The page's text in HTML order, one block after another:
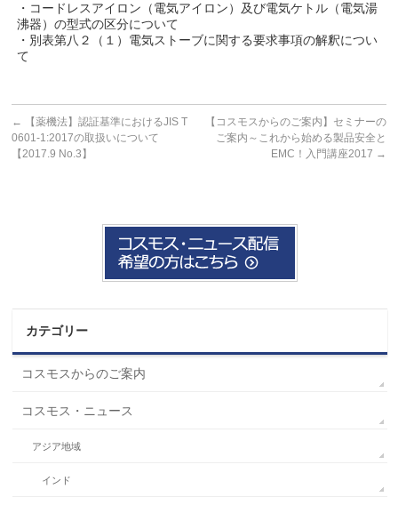
・コードレスアイロン（電気アイロン）及び電気ケトル（電気湯
沸器）の型式の区分について
・別表第八２（１）電気ストーブに関する要求事項の解釈につい
て
←
【薬機法】認証基準におけるJIS T
0601-1:2017の取扱いについて
【2017.9 No.3】
【コスモスからのご案内】セミナーの
ご案内～これから始める製品安全と
EMC！入門講座2017 →
カテゴリー
コスモスからのご案内
コスモス・ニュース
アジア地域
インド